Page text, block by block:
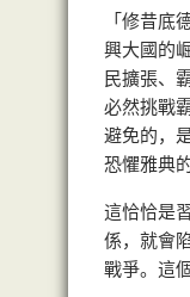
「修昔
興大國的
民擴張、
必然挑戰
避免的，
恐懼雅典
這恰恰是
係，就會
戰爭。這